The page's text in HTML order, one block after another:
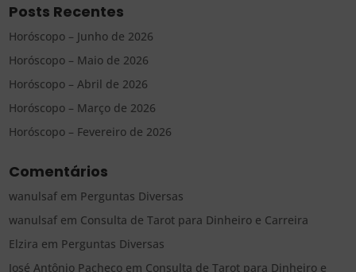
Posts Recentes
Horóscopo – Junho de 2026
Horóscopo – Maio de 2026
Horóscopo – Abril de 2026
Horóscopo – Março de 2026
Horóscopo – Fevereiro de 2026
Comentários
wanulsaf em Perguntas Diversas
wanulsaf em Consulta de Tarot para Dinheiro e Carreira
Elzira em Perguntas Diversas
José Antônio Pacheco em Consulta de Tarot para Dinheiro e